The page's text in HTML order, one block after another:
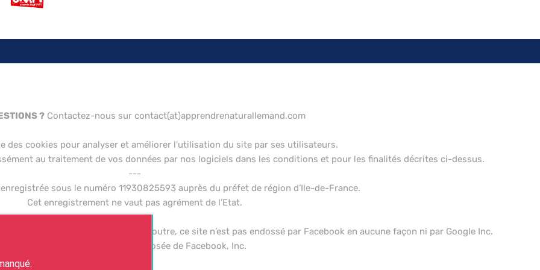
? Contactez-nous sur contact(at)apprendrenaturallemand.com
des cookies pour analyser et améliorer l'utilisation du site par ses utilisateurs.
au traitement de vos données par nos logiciels dans les conditions et pour les finalités décrites ci-dessus.
---
sous le numéro 11930825593 auprès du préfet de région d’Ile-de-France.
Cet enregistrement ne vaut pas agrément de l’Etat.
---
Inc. ni de Google Inc. En outre, ce site n’est pas endossé par Facebook en aucune façon ni par Google Inc.
Facebook est une marque déposée de Facebook, Inc.
0